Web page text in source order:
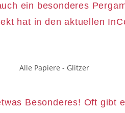
ein besonderes
hat in den aktuellen
Besonderes! Oft gibt